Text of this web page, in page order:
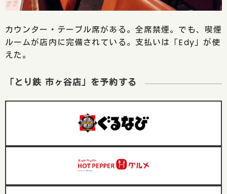
カウンター・テーブル席がある。全席禁煙。でも、喫煙
ルームが店内に完備されている。支払いは「Edy」が使
えた。
「とり鉄 市ヶ谷店」を予約する